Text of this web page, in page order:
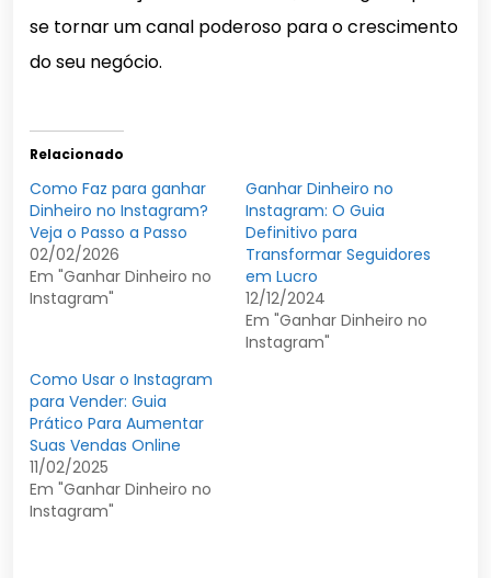
se tornar um canal poderoso para o crescimento
do seu negócio.
Relacionado
Como Faz para ganhar
Dinheiro no Instagram?
Veja o Passo a Passo
02/02/2026
Em "Ganhar Dinheiro no
Instagram"
Ganhar Dinheiro no
Instagram: O Guia
Definitivo para
Transformar Seguidores
em Lucro
12/12/2024
Em "Ganhar Dinheiro no
Instagram"
Como Usar o Instagram
para Vender: Guia
Prático Para Aumentar
Suas Vendas Online
11/02/2025
Em "Ganhar Dinheiro no
Instagram"